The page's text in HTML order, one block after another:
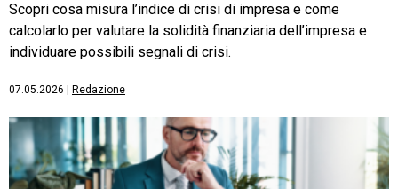
Scopri cosa misura l’indice di crisi di impresa e come
calcolarlo per valutare la solidità finanziaria dell’impresa e
individuare possibili segnali di crisi.
07.05.2026 Redazione